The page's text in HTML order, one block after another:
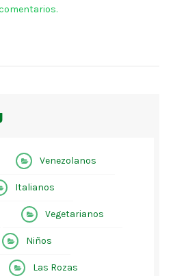
Venezolanos
Italianos
Vegetarianos
Niños
Las Rozas